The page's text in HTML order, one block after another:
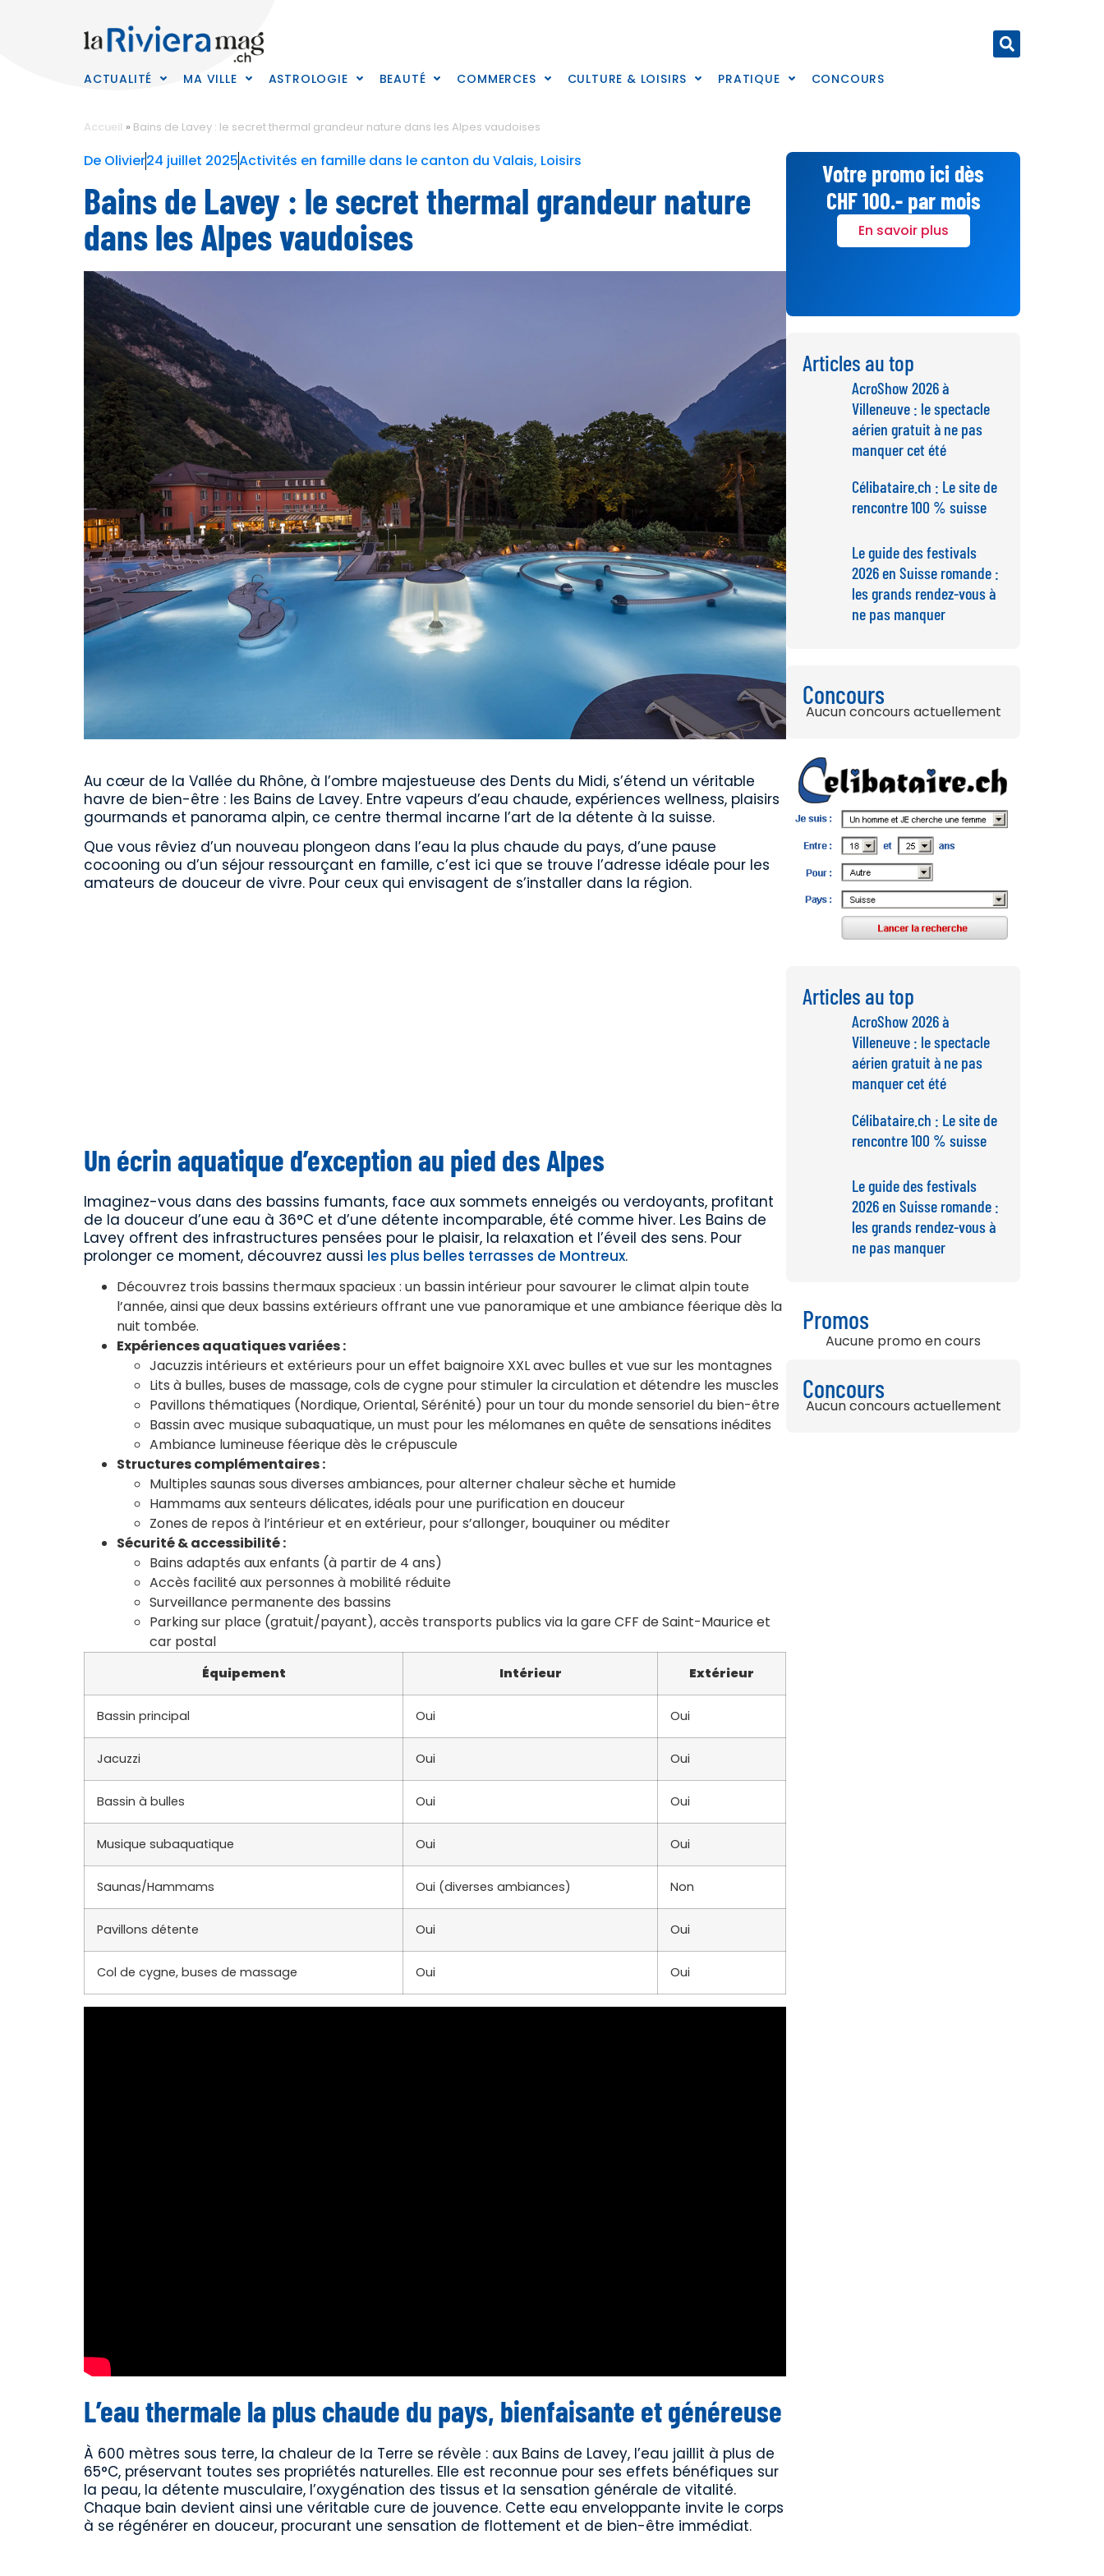
ACTUALITÉ MA VILLE ASTROLOGIE BEAUTÉ COMMERCES CULTURE & LOISIRS PRATIQUE CONCOURS
Accueil » Bains de Lavey : le secret thermal grandeur nature dans les Alpes vaudoises
De Olivier24 juillet 2025Activités en famille dans le canton du Valais, Loisirs
Bains de Lavey : le secret thermal grandeur nature
dans les Alpes vaudoises
Au cœur de la Vallée du Rhône, à l’ombre majestueuse des Dents du Midi, s’étend un véritable
havre de bien-être : les Bains de Lavey. Entre vapeurs d’eau chaude, expériences wellness, plaisirs
gourmands et panorama alpin, ce centre thermal incarne l’art de la détente à la suisse.
Que vous rêviez d’un nouveau plongeon dans l’eau la plus chaude du pays, d’une pause
cocooning ou d’un séjour ressourçant en famille, c’est ici que se trouve l’adresse idéale pour les
amateurs de douceur de vivre. Pour ceux qui envisagent de s’installer dans la région.
Un écrin aquatique d’exception au pied des Alpes
Imaginez-vous dans des bassins fumants, face aux sommets enneigés ou verdoyants, profitant
de la douceur d’une eau à 36°C et d’une détente incomparable, été comme hiver. Les Bains de
Lavey offrent des infrastructures pensées pour le plaisir, la relaxation et l’éveil des sens. Pour
prolonger ce moment, découvrez aussi les plus belles terrasses de Montreux.
Découvrez trois bassins thermaux spacieux : un bassin intérieur pour savourer le climat alpin toute
l’année, ainsi que deux bassins extérieurs offrant une vue panoramique et une ambiance féerique dès la
nuit tombée.
Expériences aquatiques variées :
Jacuzzis intérieurs et extérieurs pour un effet baignoire XXL avec bulles et vue sur les montagnes
Lits à bulles, buses de massage, cols de cygne pour stimuler la circulation et détendre les muscles
Pavillons thématiques (Nordique, Oriental, Sérénité) pour un tour du monde sensoriel du bien-être
Bassin avec musique subaquatique, un must pour les mélomanes en quête de sensations inédites
Ambiance lumineuse féerique dès le crépuscule
Structures complémentaires :
Multiples saunas sous diverses ambiances, pour alterner chaleur sèche et humide
Hammams aux senteurs délicates, idéals pour une purification en douceur
Zones de repos à l’intérieur et en extérieur, pour s’allonger, bouquiner ou méditer
Sécurité & accessibilité :
Bains adaptés aux enfants (à partir de 4 ans)
Accès facilité aux personnes à mobilité réduite
Surveillance permanente des bassins
Parking sur place (gratuit/payant), accès transports publics via la gare CFF de Saint-Maurice et
car postal
Équipement Intérieur Extérieur
Bassin principal Oui Oui
Jacuzzi Oui Oui
Bassin à bulles Oui Oui
Musique subaquatique Oui Oui
Saunas/Hammams Oui (diverses ambiances) Non
Pavillons détente Oui Oui
Col de cygne, buses de massage Oui Oui
L’eau thermale la plus chaude du pays, bienfaisante et généreuse
À 600 mètres sous terre, la chaleur de la Terre se révèle : aux Bains de Lavey, l’eau jaillit à plus de
65°C, préservant toutes ses propriétés naturelles. Elle est reconnue pour ses effets bénéfiques sur
la peau, la détente musculaire, l’oxygénation des tissus et la sensation générale de vitalité.
Chaque bain devient ainsi une véritable cure de jouvence. Cette eau enveloppante invite le corps
à se régénérer en douceur, procurant une sensation de flottement et de bien-être immédiat.
Votre promo ici dès
CHF 100.- par mois
En savoir plus
Articles au top
AcroShow 2026 à
Villeneuve : le spectacle
aérien gratuit à ne pas
manquer cet été
Célibataire.ch : Le site de
rencontre 100 % suisse
Le guide des festivals
2026 en Suisse romande :
les grands rendez-vous à
ne pas manquer
Concours
Aucun concours actuellement
Articles au top
AcroShow 2026 à
Villeneuve : le spectacle
aérien gratuit à ne pas
manquer cet été
Célibataire.ch : Le site de
rencontre 100 % suisse
Le guide des festivals
2026 en Suisse romande :
les grands rendez-vous à
ne pas manquer
Promos
Aucune promo en cours
Concours
Aucun concours actuellement